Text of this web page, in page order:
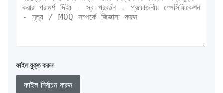
ফাইল যুক্ত করুন
ফাইল নির্বাচন করুন